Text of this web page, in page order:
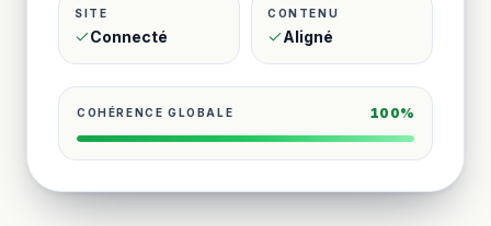
SITE
Connecté
CONTENU
Aligné
COHÉRENCE GLOBALE 100%